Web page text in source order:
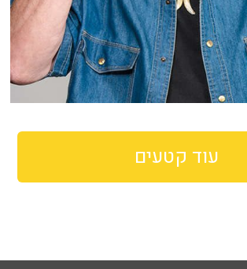
עוד קטעים